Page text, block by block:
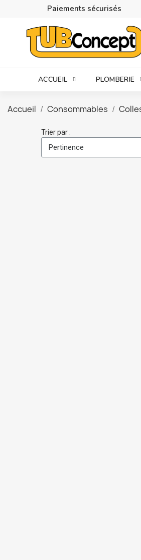
Paiements sécurisés
ACCUEIL PLOMBERIE
Accueil Consommables
Trier par :